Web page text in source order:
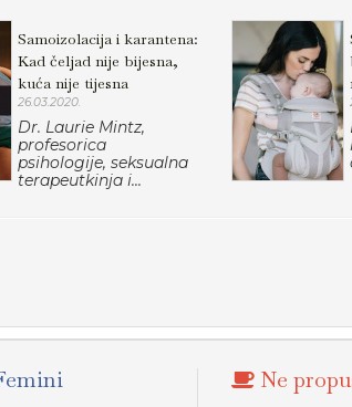
Samoizolacija i karantena:
Kad čeljad nije bijesna,
kuća nije tijesna
26.03.2020.
Dr. Laurie Mintz,
profesorica
psihologije, seksualna
terapeutkinja i...
Ne